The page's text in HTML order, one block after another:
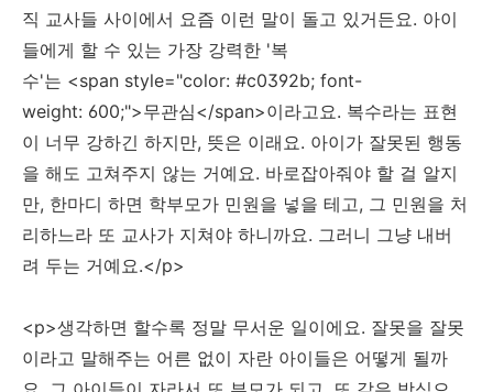
직 교사들 사이에서 요즘 이런 말이 돌고 있거든요. 아이
들에게 할 수 있는 가장 강력한 '복
수'는 <span style="color: #c0392b; font-
weight: 600;">무관심</span>이라고요. 복수라는 표현
이 너무 강하긴 하지만, 뜻은 이래요. 아이가 잘못된 행동
을 해도 고쳐주지 않는 거예요. 바로잡아줘야 할 걸 알지
만, 한마디 하면 학부모가 민원을 넣을 테고, 그 민원을 처
리하느라 또 교사가 지쳐야 하니까요. 그러니 그냥 내버
려 두는 거예요.</p>
<p>생각하면 할수록 정말 무서운 일이에요. 잘못을 잘못
이라고 말해주는 어른 없이 자란 아이들은 어떻게 될까